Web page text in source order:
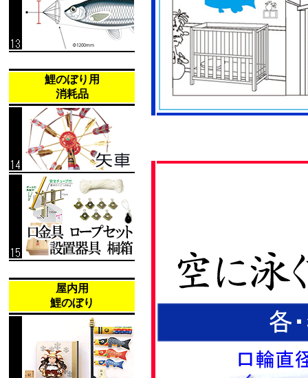
鯉のぼり用
消耗品
屋内用
鯉のぼり